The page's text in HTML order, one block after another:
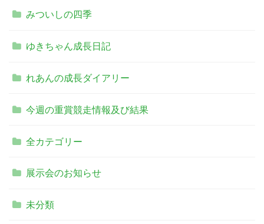
みついしの四季
ゆきちゃん成長日記
れあんの成長ダイアリー
今週の重賞競走情報及び結果
全カテゴリー
展示会のお知らせ
未分類